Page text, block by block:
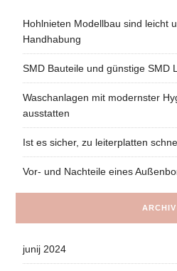
Hohlnieten Modellbau sind leicht
Handhabung
SMD Bauteile und günstige SMD
Waschanlagen mit modernster
ausstatten
Ist es sicher, zu leiterplatten
Vor- und Nachteile eines
ARCHIV
junij 2024